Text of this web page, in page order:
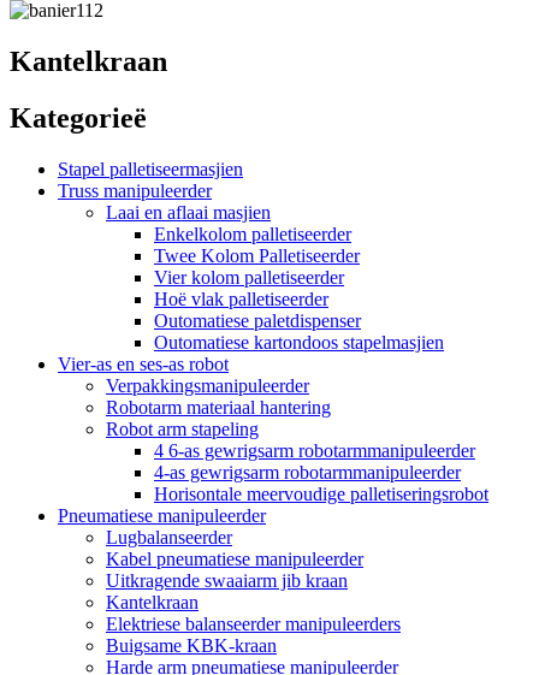
Kantelkraan
Kategorieë
Stapel palletiseermasjien
Truss manipuleerder
Laai en aflaai masjien
Enkelkolom palletiseerder
Twee Kolom Palletiseerder
Vier kolom palletiseerder
Hoë vlak palletiseerder
Outomatiese paletdispenser
Outomatiese kartondoos stapelmasjien
Vier-as en ses-as robot
Verpakkingsmanipuleerder
Robotarm materiaal hantering
Robot arm stapeling
4 6-as gewrigsarm robotarmmanipuleerder
4-as gewrigsarm robotarmmanipuleerder
Horisontale meervoudige palletiseringsrobot
Pneumatiese manipuleerder
Lugbalanseerder
Kabel pneumatiese manipuleerder
Uitkragende swaaiarm jib kraan
Kantelkraan
Elektriese balanseerder manipuleerders
Buigsame KBK-kraan
Harde arm pneumatiese manipuleerder